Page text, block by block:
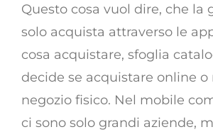
Questo cosa vuol dire, che la
solo acquista attraverso le
cosa acquistare, sfoglia
decide se acquistare online o
negozio fisico. Nel mobile
ci sono solo grandi aziende,